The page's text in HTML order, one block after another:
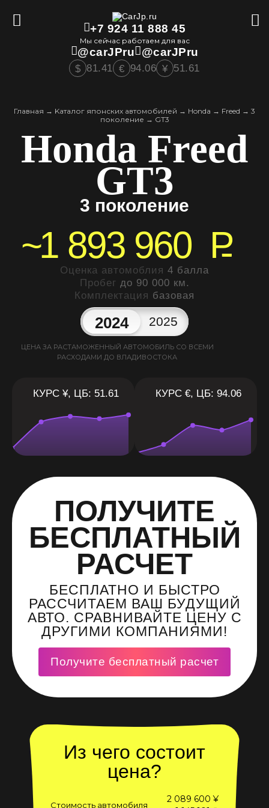
+7 924 11 888 45
Мы сейчас работаем для вас
@carJPru @carJPru
$ 81.41 € 94.06 ¥ 51.61
Главная → Kаталог японских автомобилей → Honda → Freed → 3
поколение → GT3
Honda Freed
GT3
3 поколение
~1 893 960 P
Оценка автомоблия 4 балла
Пробег до 90 000 км.
Комплектация базовая
2024 2025
ЦЕНА ЗА РАСТАМОЖЕННЫЙ АВТОМОБИЛЬ СО ВСЕМИ
РАСХОДАМИ ДО ВЛАДИВОСТОКА
КУРС ¥, ЦБ: 51.61 КУРС €, ЦБ: 94.06
ПОЛУЧИТЕ
БЕСПЛАТНЫЙ
РАСЧЕТ
БЕСПЛАТНО И БЫСТРО
РАССЧИТАЕМ ВАШ БУДУЩИЙ
АВТО. СРАВНИВАЙТЕ ЦЕНУ С
ДРУГИМИ КОМПАНИЯМИ!
Получите бесплатный расчет
Из чего состоит
цена?
Стоимость автомобиля
2 089 600 ¥